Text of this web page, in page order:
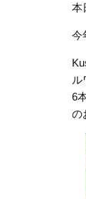
本
今
ル
6
の